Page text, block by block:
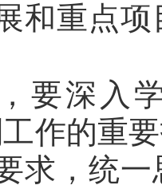
和重点
要深入
作的重
求，统